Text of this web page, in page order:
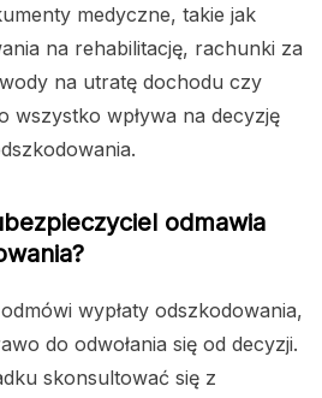
medyczne, takie jak
na rehabilitację, rachunki za
na utratę dochodu czy
wszystko wpływa na decyzję
odmawia
wypłaty odszkodowania,
do odwołania się od decyzji.
skonsultować się z